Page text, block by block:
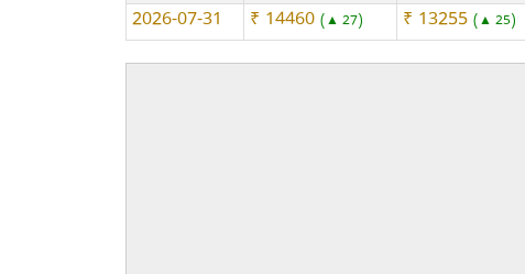
2026-07-31 ₹ 14460 ▲ 27 ₹ 13255 ▲ 25